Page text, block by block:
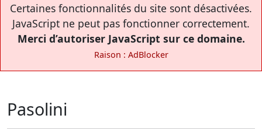
Certaines fonctionnalités du site sont désactivées.
JavaScript ne peut pas fonctionner correctement.
Merci d’autoriser JavaScript sur ce domaine.
Raison : AdBlocker
Pasolini